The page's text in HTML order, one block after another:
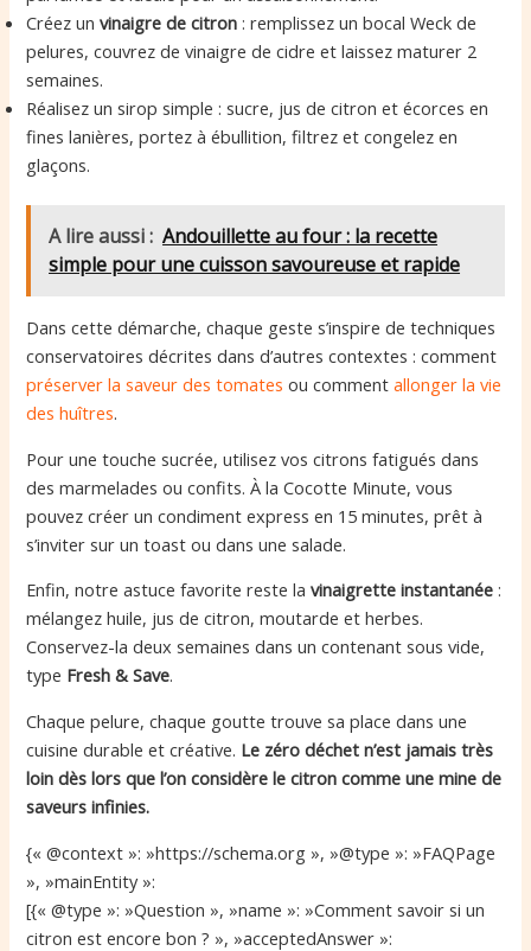
Créez unvinaigre de citron : remplissez un bocal Weck de
pelures, couvrez de vinaigre de cidre et laissez maturer 2
semaines.
Réalisez un sirop simple : sucre, jus de citron et écorces en
fines lanières, portez à ébullition, filtrez et congelez en
glaçons.
A lire aussi : Andouillette au four : la recette
simple pour une cuisson savoureuse et rapide
Dans cette démarche, chaque geste s’inspire de techniques
conservatoires décrites dans d’autres contextes : comment
préserver la saveur des tomates ou commentallonger la vie
des huîtres.
Pour une touche sucrée, utilisez vos citrons fatigués dans
des marmelades ou confits. À la Cocotte Minute, vous
pouvez créer un condiment express en 15 minutes, prêt à
s’inviter sur un toast ou dans une salade.
Enfin, notre astuce favorite reste lavinaigrette instantanée :
mélangez huile, jus de citron, moutarde et herbes.
Conservez-la deux semaines dans un contenant sous vide,
type Fresh & Save.
Chaque pelure, chaque goutte trouve sa place dans une
cuisine durable et créative. Le zéro déchet n’est jamais très
loin dès lors que l’on considère le citron comme une mine de
saveurs infinies.
{« @context »: »https://schema.org », »@type »: »FAQPage
», »mainEntity »:
[{« @type »: »Question », »name »: »Comment savoir si un
citron est encore bon ? », »acceptedAnswer »: